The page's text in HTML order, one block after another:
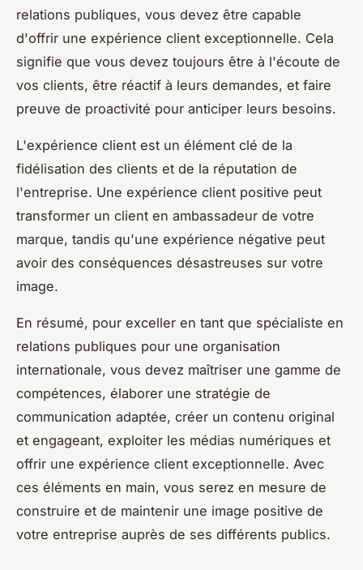
relations publiques, vous devez être capable
d'offrir une expérience client exceptionnelle. Cela
signifie que vous devez toujours être à l'écoute de
vos clients, être réactif à leurs demandes, et faire
preuve de proactivité pour anticiper leurs besoins.
L'expérience client est un élément clé de la
fidélisation des clients et de la réputation de
l'entreprise. Une expérience client positive peut
transformer un client en ambassadeur de votre
marque, tandis qu'une expérience négative peut
avoir des conséquences désastreuses sur votre
image.
En résumé, pour exceller en tant que spécialiste en
relations publiques pour une organisation
internationale, vous devez maîtriser une gamme de
compétences, élaborer une stratégie de
communication adaptée, créer un contenu original
et engageant, exploiter les médias numériques et
offrir une expérience client exceptionnelle. Avec
ces éléments en main, vous serez en mesure de
construire et de maintenir une image positive de
votre entreprise auprès de ses différents publics.